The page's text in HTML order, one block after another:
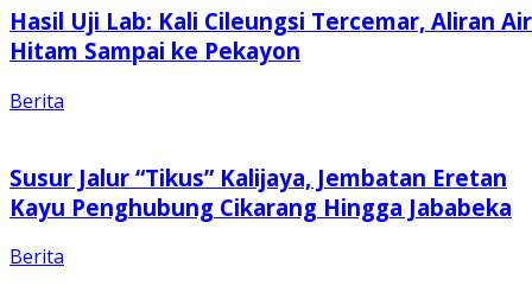
Hasil Uji Lab: Kali Cileungsi Tercemar, Aliran Air
Hitam Sampai ke Pekayon
Berita
Susur Jalur “Tikus” Kalijaya, Jembatan Eretan
Kayu Penghubung Cikarang Hingga Jababeka
Berita